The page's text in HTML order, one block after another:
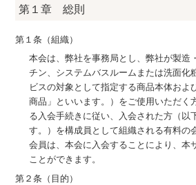
第１章 総則
第１条（組織）
本会は、弊社を事務局とし、弊社が製造
チン、システムバスルームまたは洗面化
ビスの対象として指定する商品本体およ
商品」といいます。）をご使用いただく
る入会手続きに従い、入会された方（以
す。）を構成員として組織される有料の
会員は、本会に入会することにより、本
ことができます。
第２条（目的）